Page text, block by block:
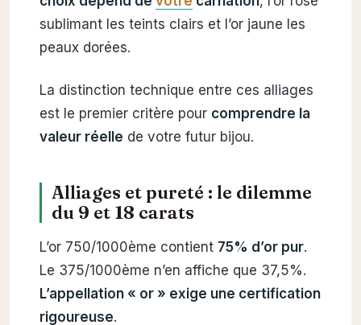
sublimant les teints clairs et l’or jaune les
peaux dorées.
La distinction technique entre ces alliages
est le premier critère pour comprendre la
valeur réelle de votre futur bijou.
Alliages et pureté : le dilemme
du 9 et 18 carats
L’or 750/1000ème contient 75% d’or pur.
Le 375/1000ème n’en affiche que 37,5%.
L’appellation « or » exige une certification
rigoureuse.